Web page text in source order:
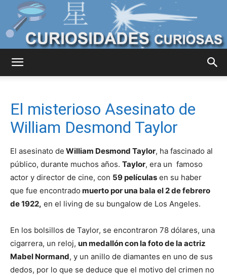
Curiosas
del
Mundo
El misterioso Asesinato de
William Desmond Taylor
El asesinato de William Desmond Taylor, ha fascinado al
público, durante muchos años. Taylor, era un famoso
actor y director de cine, con 59 películas en su haber
que fue encontrado muerto por una bala el 2 de febrero
de 1922, en el living de su bungalow de Los Angeles.
En los bolsillos de Taylor, se encontraron 78 dólares, una
cigarrera, un reloj, un medallón con la foto de la actriz
Mabel Normand, y un anillo de diamantes en uno de sus
dedos, por lo que se deduce que el motivo del crimen no